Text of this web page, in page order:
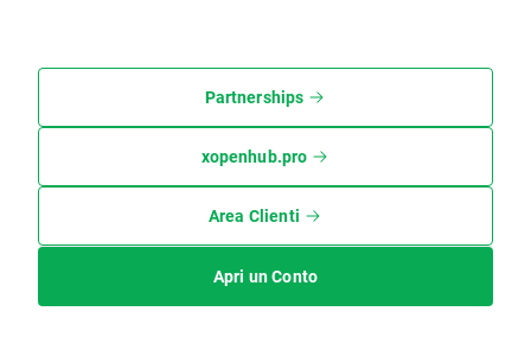
Partnerships
xopenhub.pro
Area Clienti
Apri un Conto